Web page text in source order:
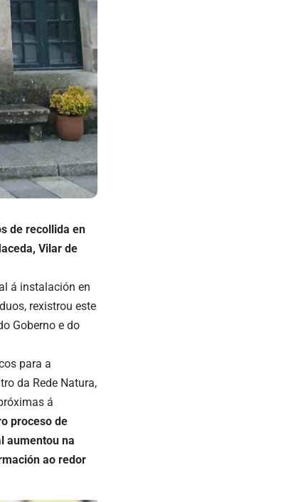
de recollida en
Vilar de
á instalación en
rexistrou este
Goberno e do
para a
da Rede Natura,
á
proceso de
aumentou na
ao redor